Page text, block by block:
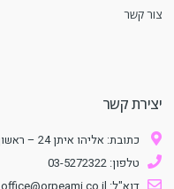
צור קשר
יצירת קשר
כתובת: אליהו איתן 24 – ראשון לציון
טלפון: 03-5272322
דוא"ל: office@orpeami.co.il